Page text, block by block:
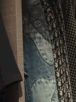
居民搬家
系的搬家，客服很快就
我并详细说明...